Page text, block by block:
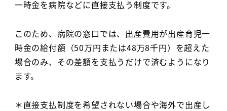
一時金を病院などに直接支払う制度です。
このため、病院の窓口では、出産費用が出産育児一
時金の給付額（50万円または48万8千円）を超えた
場合のみ、その差額を支払うだけで済むようになり
ます。
＊直接支払制度を希望されない場合や海外で出産し